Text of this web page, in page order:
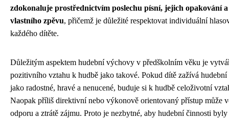
zdokonaluje prostřednictvím poslechu písní, jejich opakování a
vlastního zpěvu, přičemž je důležité respektovat individuální
každého dítěte.
Důležitým aspektem hudební výchovy v předškolním věku je
pozitivního vztahu k hudbě jako takové. Pokud dítě zažívá
jako radostné, hravé a nenucené, buduje si k hudbě celoživotní
Naopak příliš direktivní nebo výkonově orientovaný přístup může
odporu a ztrátě zájmu. Proto je nezbytné, aby hudební činnosti byly